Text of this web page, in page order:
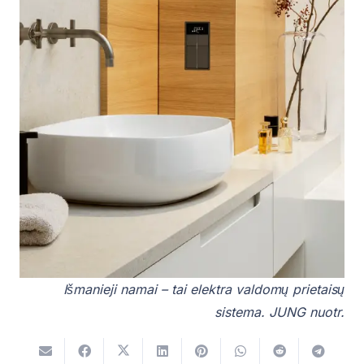
Išmanieji namai – tai elektra valdomų prietaisų
sistema. JUNG nuotr.